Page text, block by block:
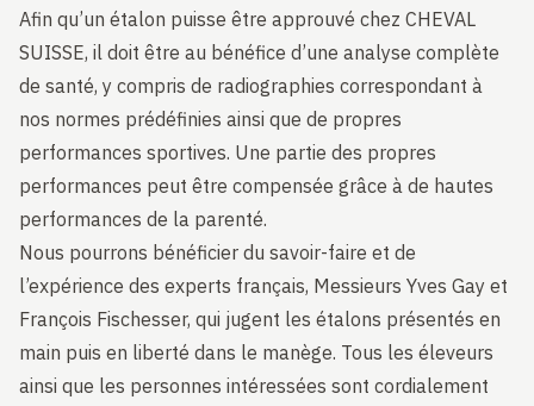
Afin qu’un étalon puisse être approuvé chez CHEVAL
SUISSE, il doit être au bénéfice d’une analyse complète
de santé, y compris de radiographies correspondant à
nos normes prédéfinies ainsi que de propres
performances sportives. Une partie des propres
performances peut être compensée grâce à de hautes
performances de la parenté.
Nous pourrons bénéficier du savoir-faire et de
l’expérience des experts français, Messieurs Yves Gay et
François Fischesser, qui jugent les étalons présentés en
main puis en liberté dans le manège. Tous les éleveurs
ainsi que les personnes intéressées sont cordialement